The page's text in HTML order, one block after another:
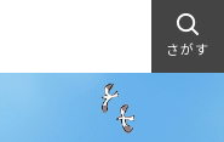
さがす